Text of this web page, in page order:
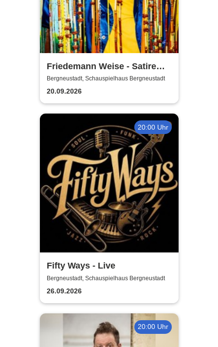
Friedemann Weise - Satire
suchen ein Zuhause
Bergneustadt, Schauspielhaus Bergneustadt
20.09.2026
20:00 Uhr
Fifty Ways - Live
Bergneustadt, Schauspielhaus Bergneustadt
26.09.2026
20:00 Uhr